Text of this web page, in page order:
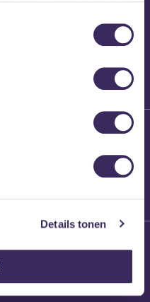
Details tonen
Brennt Vanneste
Blog: Ão